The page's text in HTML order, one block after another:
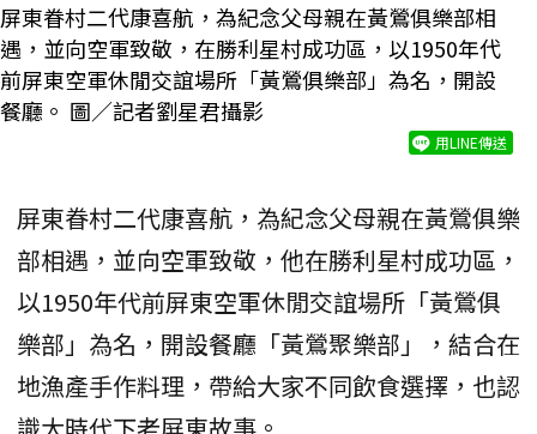
屏東眷村二代康喜航，為紀念父母親在黃鶯俱樂部相
遇，並向空軍致敬，在勝利星村成功區，以1950年代
前屏東空軍休閒交誼場所「黃鶯俱樂部」為名，開設
餐廳。 圖／記者劉星君攝影
用LINE傳送
屏東眷村二代康喜航，為紀念父母親在黃鶯俱樂
部相遇，並向空軍致敬，他在勝利星村成功區，
以1950年代前屏東空軍休閒交誼場所「黃鶯俱
樂部」為名，開設餐廳「黃鶯聚樂部」，結合在
地漁產手作料理，帶給大家不同飲食選擇，也認